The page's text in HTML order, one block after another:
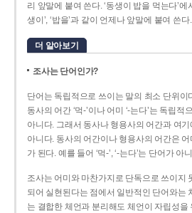
리 앞말에 붙여 쓴다. ‘동생이 밥을 먹는다’에
생이’, ‘밥을’과 같이 언제나 앞말에 붙여 쓴다.
더 알아보기
조사는 단어인가?
단어는 독립적으로 쓰이는 말의 최소 단위이
동사의 어간 ‘먹-­’이나 어미 ‘­-는다’는 독립
아니다. 그래서 동사나 형용사의 어간과 여
아니다. 동사의 어간이나 형용사의 어간은
가 된다. 예를 들어 ‘먹-’, ‘-는다’는 단어가 아
조사는 어미와 마찬가지로 단독으로 쓰이지
되어 실현된다는 점에서 일반적인 단어와는
는 결합한 체언과 분리해도 체언이 자립성을